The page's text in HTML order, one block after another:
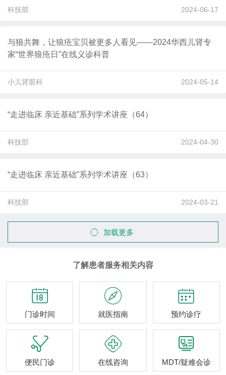
科技部 2024-06-17
与狼共舞，让狼疮宝贝被更多人看见——2024华西儿肾专
家“世界狼疮日”在线义诊科普
小儿肾脏科 2024-05-14
“走进临床 亲近基础”系列学术讲座（64）
科技部 2024-04-30
“走进临床 亲近基础”系列学术讲座（63）
科技部 2024-03-21
加载更多
了解患者服务相关内容

门诊时间

就医指南

预约诊疗

便民门诊

在线咨询

MDT/疑难会诊